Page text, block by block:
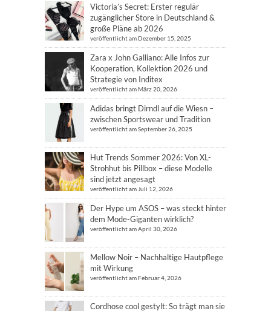
Victoria’s Secret: Erster regulär
zugänglicher Store in Deutschland &
große Pläne ab 2026
veröffentlicht am Dezember 15, 2025
Zara x John Galliano: Alle Infos zur
Kooperation, Kollektion 2026 und
Strategie von Inditex
veröffentlicht am März 20, 2026
Adidas bringt Dirndl auf die Wiesn –
zwischen Sportswear und Tradition
veröffentlicht am September 26, 2025
Hut Trends Sommer 2026: Von XL-
Strohhut bis Pillbox – diese Modelle
sind jetzt angesagt
veröffentlicht am Juli 12, 2026
Der Hype um ASOS – was steckt hinter
dem Mode-Giganten wirklich?
veröffentlicht am April 30, 2026
Mellow Noir – Nachhaltige Hautpflege
mit Wirkung
veröffentlicht am Februar 4, 2026
Cordhose cool gestylt: So trägt man sie